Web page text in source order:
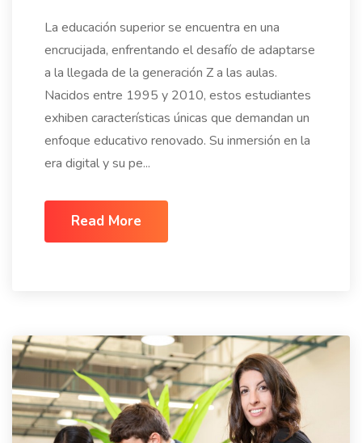
La educación superior se encuentra en una
encrucijada, enfrentando el desafío de adaptarse
a la llegada de la generación Z a las aulas.
Nacidos entre 1995 y 2010, estos estudiantes
exhiben características únicas que demandan un
enfoque educativo renovado. Su inmersión en la
era digital y su pe...
Read More